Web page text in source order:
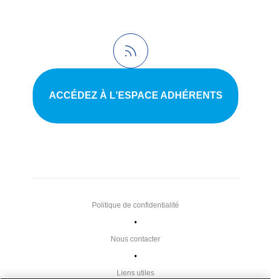
ACCÉDEZ À L'ESPACE ADHÉRENTS
Liens utiles
•
Nous contacter
•
Politique de confidentialité